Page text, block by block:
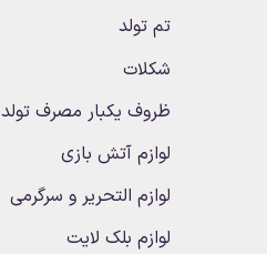
تم تولد
شکلات
ظروف یکبار مصرف تولد
لوازم آتش بازی
لوازم التحریر و سرگرمی
لوازم بلک لایت